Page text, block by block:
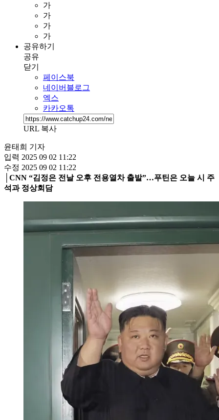
가
가
가
가
공유하기
공유
닫기
페이스북
네이버블로그
엑스
카카오톡
URL 복사
윤태희 기자
입력 2025 09 02 11:22
수정 2025 09 02 11:22
│CNN “김정은 전날 오후 전용열차 출발”…푸틴은 오늘 시 주
석과 정상회담